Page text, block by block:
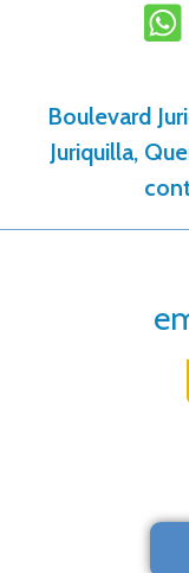
Boulevard
Juriquilla,